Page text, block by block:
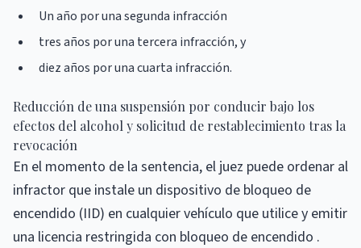
Un año por una segunda infracción
tres años por una tercera infracción, y
diez años por una cuarta infracción.
Reducción de una suspensión por conducir bajo los
efectos del alcohol y solicitud de restablecimiento tras la
revocación
En el momento de la sentencia, el juez puede ordenar al
infractor que instale un dispositivo de bloqueo de
encendido (IID) en cualquier vehículo que utilice y emitir
una licencia restringida con bloqueo de encendido .